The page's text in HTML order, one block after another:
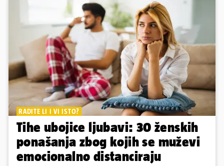
RADITE LI I VI ISTO?
Tihe ubojice ljubavi: 30 ženskih
ponašanja zbog kojih se muževi
emocionalno distanciraju